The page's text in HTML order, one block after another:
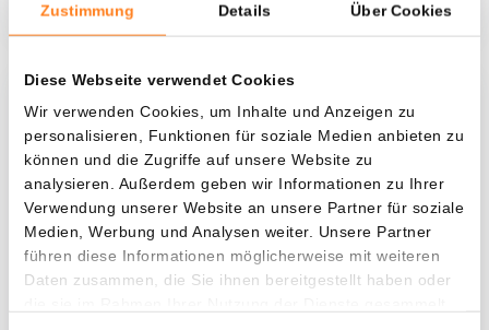
Zustimmung Details Über Cookies
Diese Webseite verwendet Cookies
Wir verwenden Cookies, um Inhalte und Anzeigen zu
personalisieren, Funktionen für soziale Medien anbieten zu
können und die Zugriffe auf unsere Website zu
analysieren. Außerdem geben wir Informationen zu Ihrer
Verwendung unserer Website an unsere Partner für soziale
Medien, Werbung und Analysen weiter. Unsere Partner
führen diese Informationen möglicherweise mit weiteren
Daten zusammen, die Sie ihnen bereitgestellt haben oder
Was, wenn ich...?
Zie hoeveel waarde je vandaag zou hebben als
je dollar-cost averaging had toegepast op
verschillende cryptocurrencies.
Hätte investiert In
$